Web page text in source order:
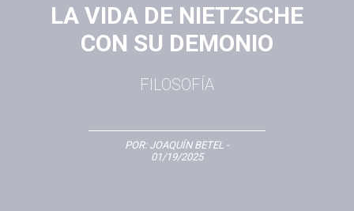
LA VIDA DE NIETZSCHE
CON SU DEMONIO
FILOSOFÍA
POR: JOAQUÍN BETEL -
01/19/2025